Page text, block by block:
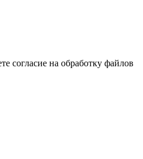
согласие на обработку файлов